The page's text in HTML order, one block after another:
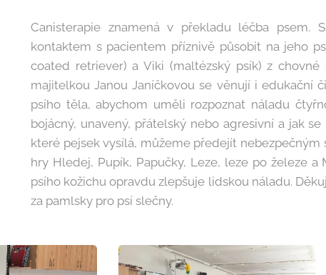
Canisterapie znamená v překladu léčba psem.
kontaktem s pacientem příznivě působit na jeho
coated retriever) a Viki (maltézský psík) z
majitelkou Janou Janíčkovou se věnují i edukační
psího těla, abychom uměli rozpoznat náladu
bojácný, unavený, přátelský nebo agresivní a jak
které pejsek vysílá, můžeme předejít nebezpečným
hry Hledej, Pupík, Papučky, Leze, leze po železe
psího kožichu opravdu zlepšuje lidskou náladu.
za pamlsky pro psí slečny.